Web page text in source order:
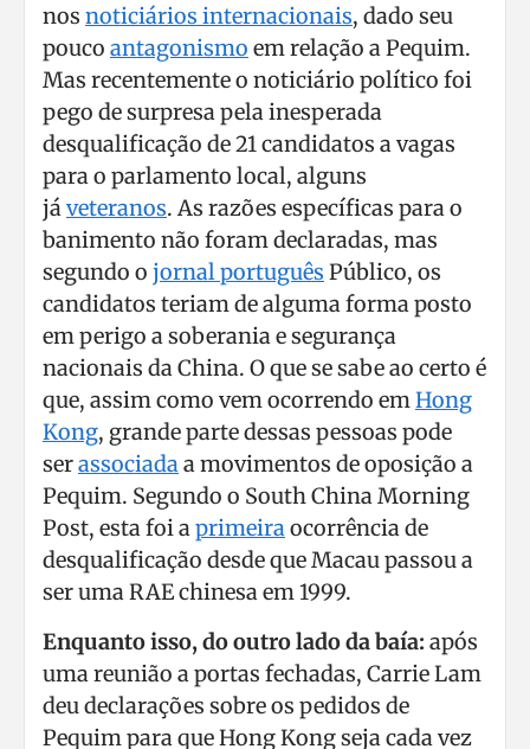
nos noticiários internacionais, dado seu
pouco antagonismo em relação a Pequim.
Mas recentemente o noticiário político foi
pego de surpresa pela inesperada
desqualificação de 21 candidatos a vagas
para o parlamento local, alguns
jáveteranos. As razões específicas para o
banimento não foram declaradas, mas
segundo o jornal português Público, os
candidatos teriam de alguma forma posto
em perigo a soberania e segurança
nacionais da China. O que se sabe ao certo é
que, assim como vem ocorrendo emHong
Kong, grande parte dessas pessoas pode
serassociadaa movimentos de oposição a
Pequim. Segundo o South China Morning
Post, esta foi aprimeiraocorrência de
desqualificação desde que Macau passou a
ser uma RAE chinesa em 1999.
Enquanto isso, do outro lado da baía: após
uma reunião a portas fechadas, Carrie Lam
deu declarações sobre os pedidos de
Pequim para que Hong Kong seja cada vez